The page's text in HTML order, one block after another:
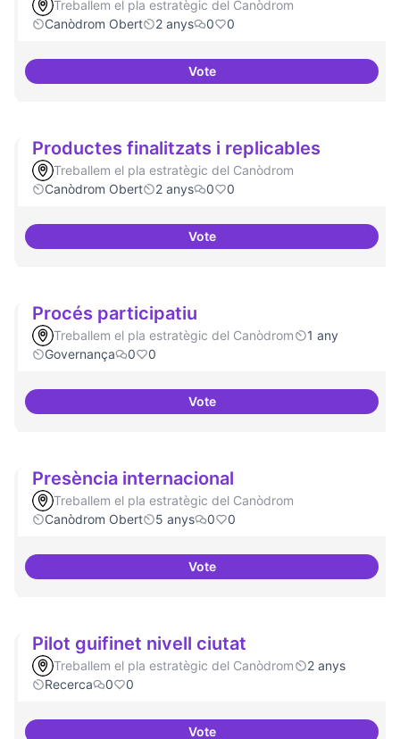
Treballem el pla estratègic del Canòdrom
Canòdrom Obert
2 anys 0 0
VotePrograma cultural a nivell de
Productes finalitzats i replicables
Treballem el pla estratègic del Canòdrom
Canòdrom Obert
2 anys 0 0
VoteProductes finalitzats i
Procés participatiu
Treballem el pla estratègic del Canòdrom
1 any
Governança
0 0
VoteProcés participatiu
Presència internacional
Treballem el pla estratègic del Canòdrom
Canòdrom Obert
5 anys 0 0
VotePresència internacional
Pilot guifinet nivell ciutat
Treballem el pla estratègic del Canòdrom
2 anys
Recerca
0 0
Vote